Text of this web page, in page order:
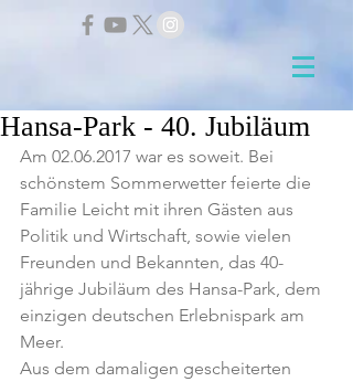
Hansa-Park - 40. Jubiläum
Am 02.06.2017 war es soweit. Bei
schönstem Sommerwetter feierte die
Familie Leicht mit ihren Gästen aus
Politik und Wirtschaft, sowie vielen
Freunden und Bekannten, das 40-
jährige Jubiläum des Hansa-Park, dem
einzigen deutschen Erlebnispark am
Meer.
Aus dem damaligen gescheiterten